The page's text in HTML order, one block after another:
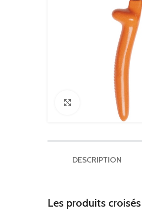
Click to enlarge
DESCRIPTION
Les produits croisés